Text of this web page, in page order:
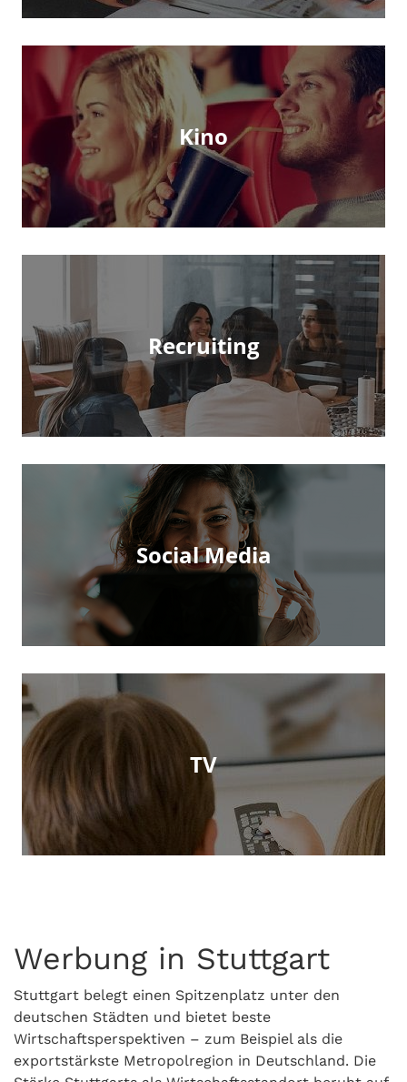
Kino
Recruiting
Social Media
TV
Werbung in Stuttgart
Stuttgart belegt einen Spitzenplatz unter den
deutschen Städten und bietet beste
Wirtschaftsperspektiven – zum Beispiel als die
exportstärkste Metropolregion in Deutschland. Die